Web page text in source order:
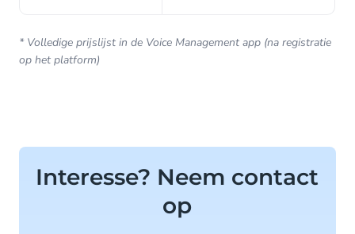
* Volledige prijslijst in de Voice Management app (na registratie
op het platform)
Interesse? Neem contact
op